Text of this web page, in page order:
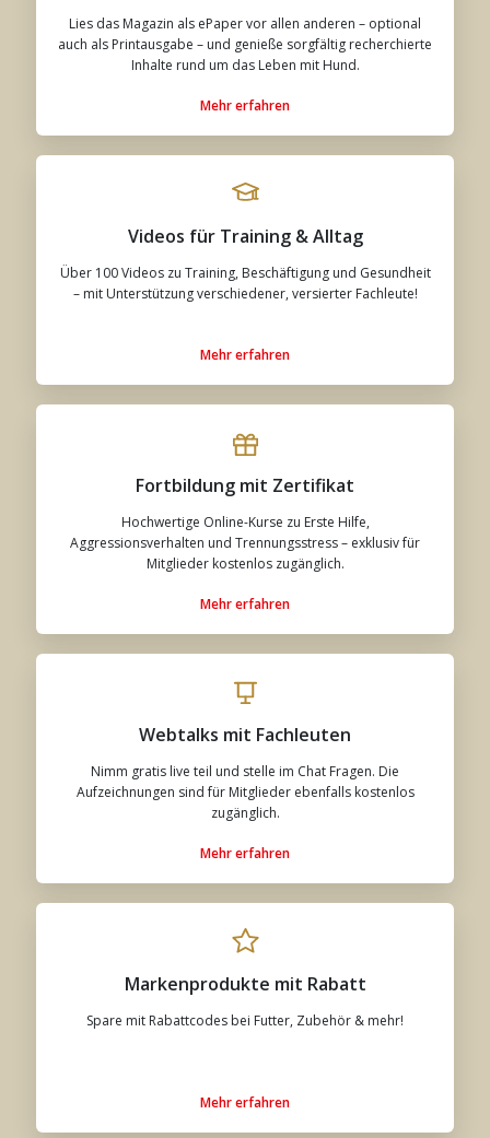
Lies das Magazin als ePaper vor allen anderen – optional
auch als Printausgabe – und genieße sorgfältig recherchierte
Inhalte rund um das Leben mit Hund.
Mehr erfahren
Videos für Training & Alltag
Über 100 Videos zu Training, Beschäftigung und Gesundheit
– mit Unterstützung verschiedener, versierter Fachleute!
Mehr erfahren
Fortbildung mit Zertifikat
Hochwertige Online-Kurse zu Erste Hilfe,
Aggressionsverhalten und Trennungsstress – exklusiv für
Mitglieder kostenlos zugänglich.
Mehr erfahren
Webtalks mit Fachleuten
Nimm gratis live teil und stelle im Chat Fragen. Die
Aufzeichnungen sind für Mitglieder ebenfalls kostenlos
zugänglich.
Mehr erfahren
Markenprodukte mit Rabatt
Spare mit Rabattcodes bei Futter, Zubehör & mehr!
Mehr erfahren